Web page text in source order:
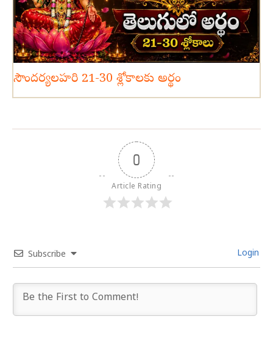
సౌందర్యలహరి 21-30 శ్లోకాలకు అర్థం
0
Article Rating
Subscribe Login